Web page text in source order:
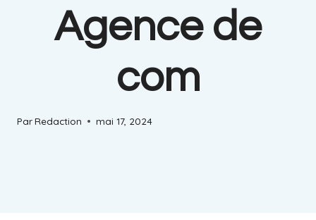
Agence de
com
ParRedaction mai 17, 2024